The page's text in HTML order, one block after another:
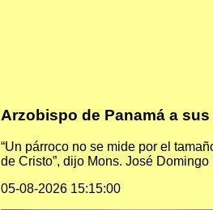
Arzobispo de Panamá a
“Un párroco no se mide por el
de Cristo”, dijo Mons. José
05-08-2026 15:15:00